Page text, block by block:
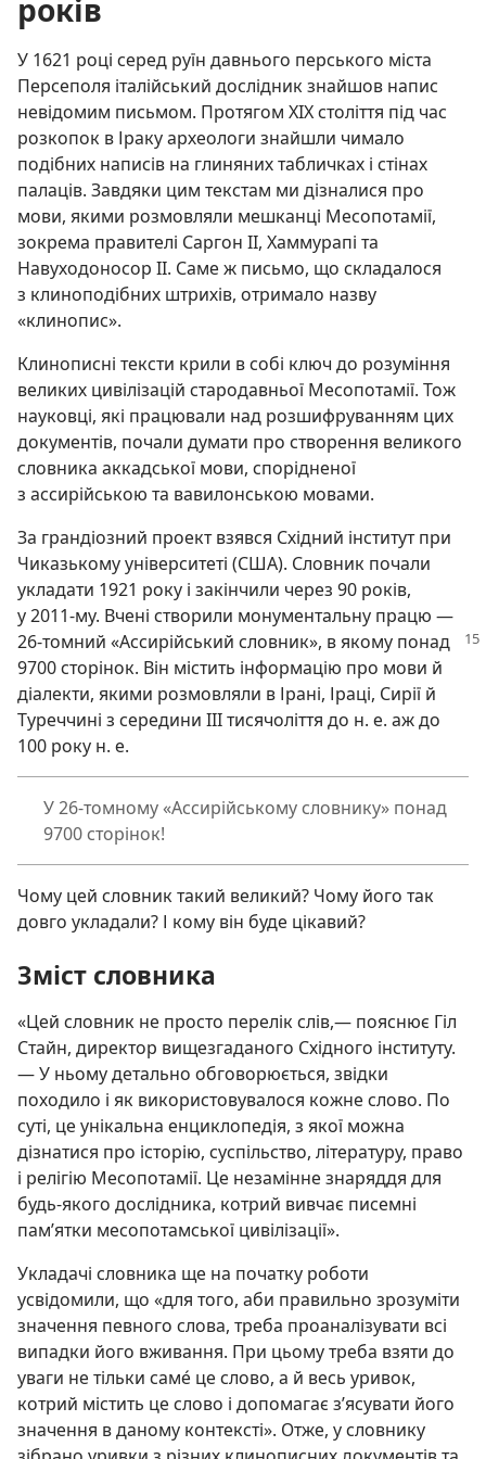
років
У 1621 році серед руїн давнього перського міста
Персеполя італійський дослідник знайшов напис
невідомим письмом. Протягом XIX століття під час
розкопок в Іраку археологи знайшли чимало
подібних написів на глиняних табличках і стінах
палаців. Завдяки цим текстам ми дізналися про
мови, якими розмовляли мешканці Месопотамії,
зокрема правителі Саргон II, Хаммурапі та
Навуходоносор II. Саме ж письмо, що складалося
з клиноподібних штрихів, отримало назву
«клинопис».
Клинописні тексти крили в собі ключ до розуміння
великих цивілізацій стародавньої Месопотамії. Тож
науковці, які працювали над розшифруванням цих
документів, почали думати про створення великого
словника аккадської мови, спорідненої
з ассирійською та вавилонською мовами.
За грандіозний проект взявся Східний інститут при
Чиказькому університеті (США). Словник почали
укладати 1921 року і закінчили через 90 років,
у 2011-му. Вчені створили монументальну працю —
26-томний «Ассирійський словник», в якому понад
9700 сторінок. Він містить інформацію про мови й
діалекти, якими розмовляли в Ірані, Іраці, Сирії й
Туреччині з середини III тисячоліття до н. е. аж до
100 року н. е.
У 26-томному «Ассирійському словнику» понад
9700 сторінок!
Чому цей словник такий великий? Чому його так
довго укладали? І кому він буде цікавий?
Зміст словника
«Цей словник не просто перелік слів,— пояснює Гіл
Стайн, директор вищезгаданого Східного інституту.
— У ньому детально обговорюється, звідки
походило і як використовувалося кожне слово. По
суті, це унікальна енциклопедія, з якої можна
дізнатися про історію, суспільство, літературу, право
і релігію Месопотамії. Це незамінне знаряддя для
будь-якого дослідника, котрий вивчає писемні
пам’ятки месопотамської цивілізації».
Укладачі словника ще на початку роботи
усвідомили, що «для того, аби правильно зрозуміти
значення певного слова, треба проаналізувати всі
випадки його вживання. При цьому треба взяти до
уваги не тільки саме́ це слово, а й весь уривок,
котрий містить це слово і допомагає з’ясувати його
значення в даному контексті». Отже, у словнику